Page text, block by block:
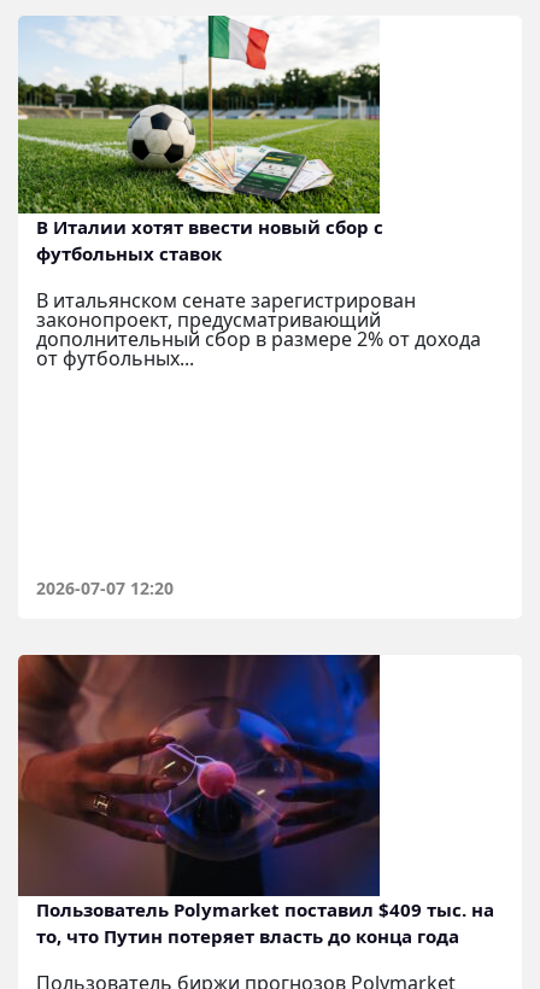
В Италии хотят ввести новый сбор с
футбольных ставок
В итальянском сенате зарегистрирован
законопроект, предусматривающий
дополнительный сбор в размере 2% от дохода
от футбольных...
2026-07-07 12:20
Пользователь Polymarket поставил $409 тыс. на
то, что Путин потеряет власть до конца года
Пользователь биржи прогнозов Polymarket